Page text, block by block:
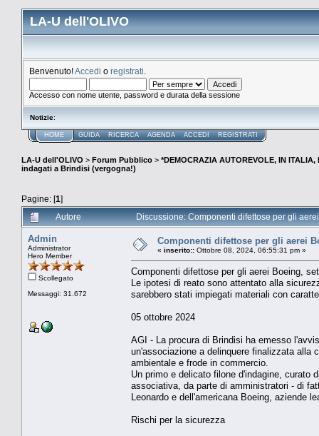
LA-U dell'OLIVO
Benvenuto!Accedi o registrati
Accesso con nome utente, password e durata della sessione
Notizie:
HOME GUIDA RICERCA AGENDA ACCEDI REGISTRATI
LA-U dell'OLIVO > Forum Pubblico > *DEMOCRAZIA AUTOREVOLE, IN ITALIA,
indagati a Brindisi (vergogna!)
Pagine: [1]
Autore
Discussione: Componenti difettose per gli
Admin
Administrator
Hero Member
Scollegato
Messaggi: 31.672
Componenti difettose per gli aerei
« inserito:: Ottobre 08, 2024, 06:55:31 pm »
Componenti difettose per gli aerei Boeing,
Le ipotesi di reato sono attentato alla
sarebbero stati impiegati materiali con
05 ottobre 2024
AGI - La procura di Brindisi ha emesso
un'associazione a delinquere finalizzata alla
ambientale e frode in commercio.
Un primo e delicato filone d'indagine, curato
associativa, da parte di amministratori - di
Leonardo e dell'americana Boeing, aziende
Rischi per la sicurezza